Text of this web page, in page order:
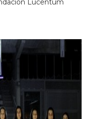
Lucentum